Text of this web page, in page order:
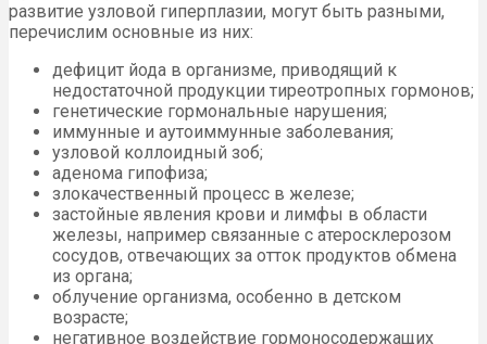
развитие узловой гиперплазии, могут быть разными,
перечислим основные из них:
дефицит йода в организме, приводящий к
недостаточной продукции тиреотропных гормонов;
генетические гормональные нарушения;
иммунные и аутоиммунные заболевания;
узловой коллоидный зоб;
аденома гипофиза;
злокачественный процесс в железе;
застойные явления крови и лимфы в области
железы, например связанные с атеросклерозом
сосудов, отвечающих за отток продуктов обмена
из органа;
облучение организма, особенно в детском
возрасте;
негативное воздействие гормоносодержащих